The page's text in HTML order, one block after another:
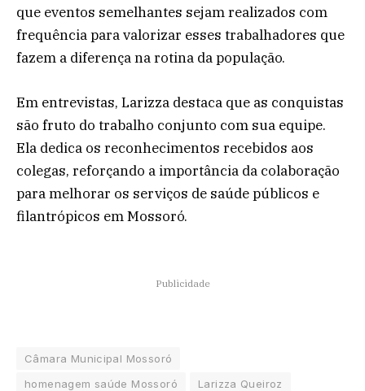
que eventos semelhantes sejam realizados com
frequência para valorizar esses trabalhadores que
fazem a diferença na rotina da população.
Em entrevistas, Larizza destaca que as conquistas
são fruto do trabalho conjunto com sua equipe.
Ela dedica os reconhecimentos recebidos aos
colegas, reforçando a importância da colaboração
para melhorar os serviços de saúde públicos e
filantrópicos em Mossoró.
Publicidade
Câmara Municipal Mossoró
homenagem saúde Mossoró
Larizza Queiroz